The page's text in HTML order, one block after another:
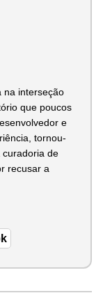
na interseção
que poucos
e
tornou-
curadoria de
recusar a